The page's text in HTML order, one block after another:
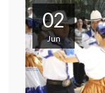
02
Jun